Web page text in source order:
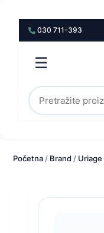
030 711-393
☰
Početna/ Brand / Uriage